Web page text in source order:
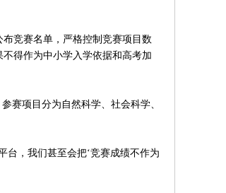
竞赛名单，严格控制竞赛项目数
得作为中小学入学依据和高考加
项目分为自然科学、社会科学、
，我们甚至会把‘竞赛成绩不作为